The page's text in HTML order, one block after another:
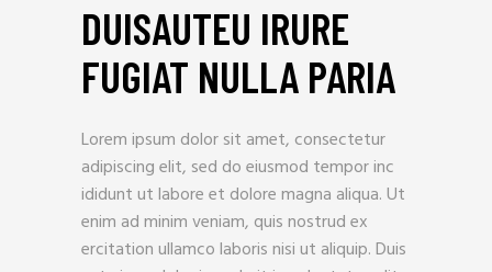
DUISAUTEU IRURE
FUGIAT NULLA PARIA
Lorem ipsum dolor sit amet, consectetur
adipiscing elit, sed do eiusmod tempor inc
ididunt ut labore et dolore magna aliqua. Ut
enim ad minim veniam, quis nostrud ex
ercitation ullamco laboris nisi ut aliquip. Duis